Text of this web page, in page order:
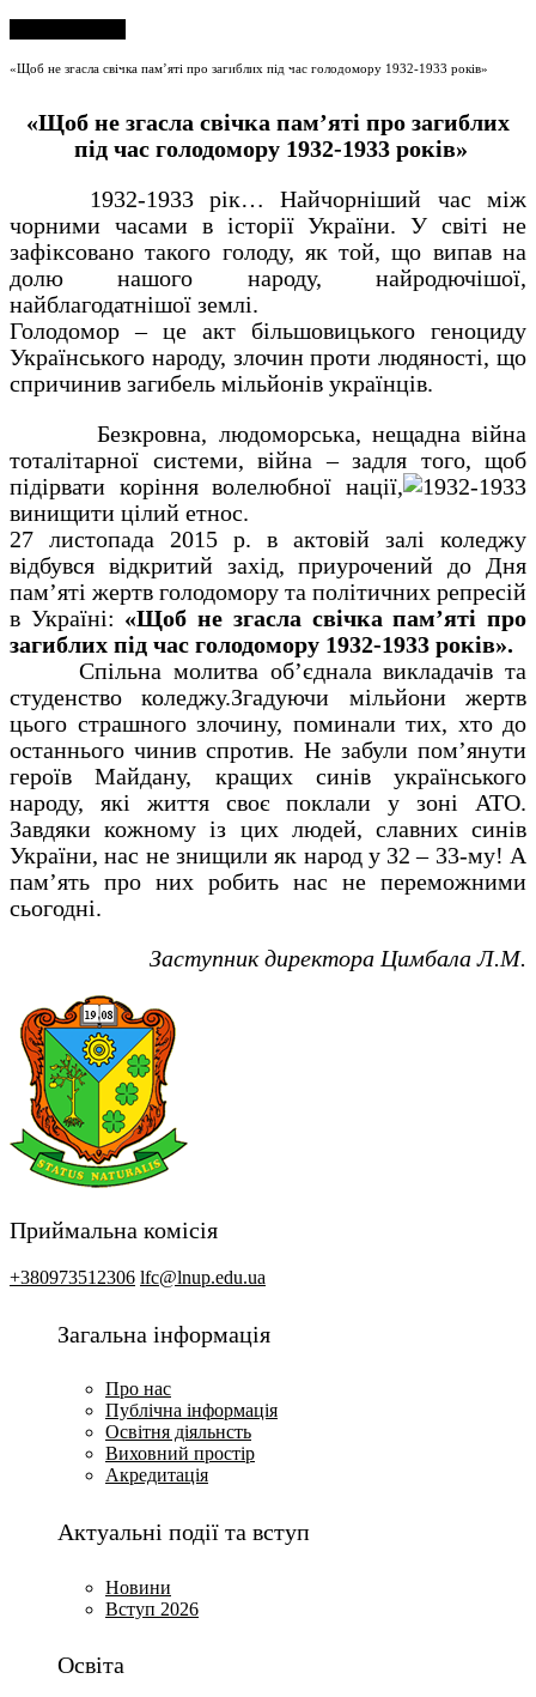
«Щоб не згасла свічка пам’яті про загиблих під час голодомору 1932-1933 років»
«Щоб не згасла свічка пам’яті про загиблих
під час голодомору 1932-1933 років»
1932-1933 рік… Найчорніший час між
чорними часами в історії України. У світі не
зафіксовано такого голоду, як той, що випав на
долю нашого народу, найродючішої,
найблагодатнішої землі.
Голодомор – це акт більшовицького геноциду
Українського народу, злочин проти людяності, що
спричинив загибель мільйонів українців.
Безкровна, людоморська, нещадна війна
тоталітарної системи, війна – задля того, щоб
підірвати коріння волелюбної нації,
винищити цілий етнос.
27 листопада 2015 р. в актовій залі коледжу
відбувся відкритий захід, приурочений до Дня
пам’яті жертв голодомору та політичних репресій
в Україні: «Щоб не згасла свічка пам’яті про
загиблих під час голодомору 1932-1933 років».
Спільна молитва об’єднала викладачів та
студенство коледжу.Згадуючи мільйони жертв
цього страшного злочину, поминали тих, хто до
останнього чинив спротив. Не забули пом’янути
героїв Майдану, кращих синів українського
народу, які життя своє поклали у зоні АТО.
Завдяки кожному із цих людей, славних синів
України, нас не знищили як народ у 32 – 33-му! А
пам’ять про них робить нас не переможними
сьогодні.
Заступник директора Цимбала Л.М.
Приймальна комісія
+380973512306 lfc@lnup.edu.ua
Загальна інформація
Про нас
Публічна інформація
Освітня діяльнсть
Виховний простір
Акредитація
Актуальні події та вступ
Новини
Вступ 2026
Освіта